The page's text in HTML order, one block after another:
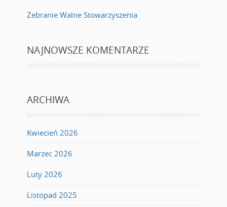
Zebranie Walne Stowarzyszenia
NAJNOWSZE KOMENTARZE
ARCHIWA
Kwiecień 2026
Marzec 2026
Luty 2026
Listopad 2025